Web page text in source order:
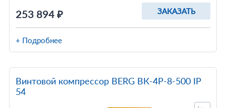
253 894 ₽ ЗАКАЗАТЬ
+ Подробнее
Винтовой компрессор BERG ВК-4Р-8-500 IP
54